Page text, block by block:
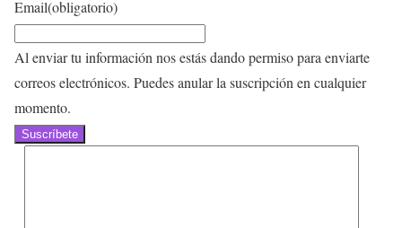
Email(obligatorio)
Al enviar tu información nos estás dando permiso para enviarte
correos electrónicos. Puedes anular la suscripción en cualquier
momento.
Suscríbete